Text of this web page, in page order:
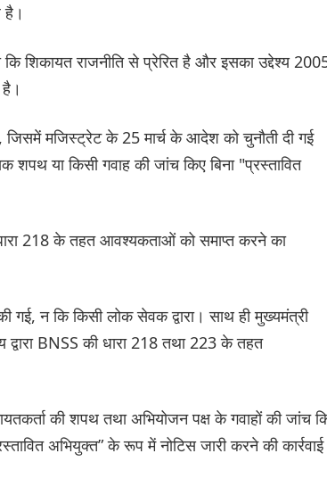
है।
शिकायत राजनीति से प्रेरित है और इसका उद्देश्य
जिसमें मजिस्ट्रेट के 25 मार्च के आदेश को चुनौती दी गई
या किसी गवाह की जांच किए बिना "प्रस्तावित
218 के तहत आवश्यकताओं को समाप्त करने का
गई, न कि किसी लोक सेवक द्वारा। साथ ही मुख्यमंत्री
BNSS की धारा 218 तथा 223 के तहत
की शपथ तथा अभियोजन पक्ष के गवाहों की जांच
अभियुक्त” के रूप में नोटिस जारी करने की कार्रवाई